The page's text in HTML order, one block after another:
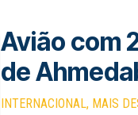
Avião com
de
INTERNACIONAL MAIS